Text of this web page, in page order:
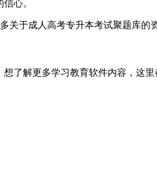
心。
关于成人高考专升本考试聚题库的
了解更多学习教育软件内容，这里